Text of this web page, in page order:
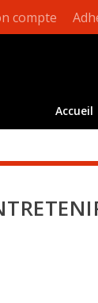
compte
Accueil